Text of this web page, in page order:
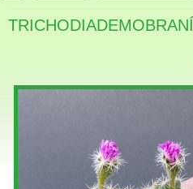
TRICHODIADEMOBRANÍ